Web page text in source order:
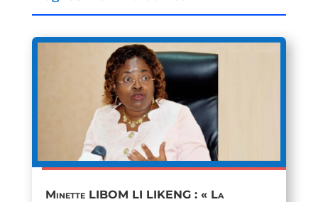
Minette LIBOM LI LIKENG : « La